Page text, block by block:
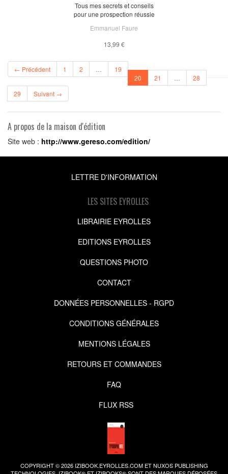
Tous mes secrets et conseils
pour une prospection réussie
Emmanuel Faure
13,99 €
← Précédent 1 2
19
20 (current)
21
28
29
Suivant →
A propos de la maison d'édition
Site web : http://www.gereso.com/edition/
LETTRE D'INFORMATION
LES SITES EYROLLES
LIBRAIRIE EYROLLES
EDITIONS EYROLLES
QUESTIONS PHOTO
CONTACT
DONNÉES PERSONNELLES - RGPD
CONDITIONS GÉNÉRALES
MENTIONS LÉGALES
RETOURS ET COMMANDES
FAQ
FLUX RSS
COPYRIGHT © 2026 IZIBOOK.EYROLLES.COM ET NUXOS PUBLISHING